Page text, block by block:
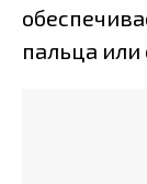
пальца или